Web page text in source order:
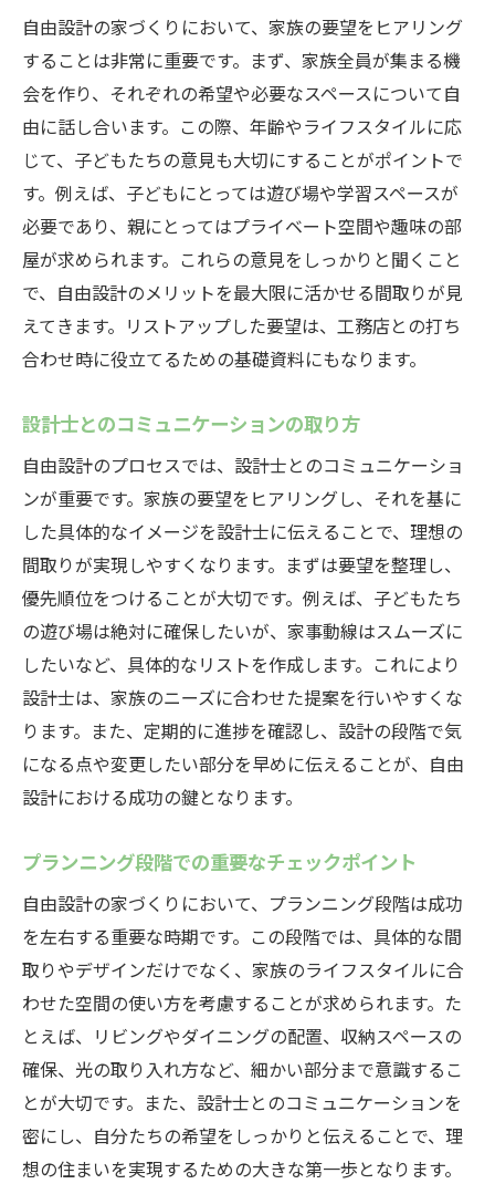
自由設計の家づくりにおいて、家族の要望をヒアリング
することは非常に重要です。まず、家族全員が集まる機
会を作り、それぞれの希望や必要なスペースについて自
由に話し合います。この際、年齢やライフスタイルに応
じて、子どもたちの意見も大切にすることがポイントで
す。例えば、子どもにとっては遊び場や学習スペースが
必要であり、親にとってはプライベート空間や趣味の部
屋が求められます。これらの意見をしっかりと聞くこと
で、自由設計のメリットを最大限に活かせる間取りが見
えてきます。リストアップした要望は、工務店との打ち
合わせ時に役立てるための基礎資料にもなります。
設計士とのコミュニケーションの取り方
自由設計のプロセスでは、設計士とのコミュニケーショ
ンが重要です。家族の要望をヒアリングし、それを基に
した具体的なイメージを設計士に伝えることで、理想の
間取りが実現しやすくなります。まずは要望を整理し、
優先順位をつけることが大切です。例えば、子どもたち
の遊び場は絶対に確保したいが、家事動線はスムーズに
したいなど、具体的なリストを作成します。これにより
設計士は、家族のニーズに合わせた提案を行いやすくな
ります。また、定期的に進捗を確認し、設計の段階で気
になる点や変更したい部分を早めに伝えることが、自由
設計における成功の鍵となります。
プランニング段階での重要なチェックポイント
自由設計の家づくりにおいて、プランニング段階は成功
を左右する重要な時期です。この段階では、具体的な間
取りやデザインだけでなく、家族のライフスタイルに合
わせた空間の使い方を考慮することが求められます。た
とえば、リビングやダイニングの配置、収納スペースの
確保、光の取り入れ方など、細かい部分まで意識するこ
とが大切です。また、設計士とのコミュニケーションを
密にし、自分たちの希望をしっかりと伝えることで、理
想の住まいを実現するための大きな第一歩となります。